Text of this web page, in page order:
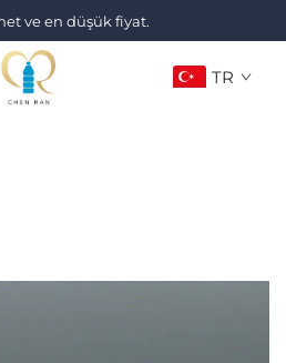
ve en düşük fiyat.
TR